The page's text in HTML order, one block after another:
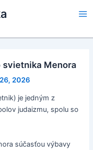
svietnika Menora
2026
judaizmu, spolu so
súčasťou výbavy